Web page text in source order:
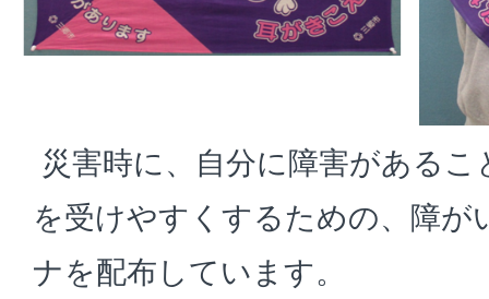
災害時に、自分に障害がある
を受けやすくするための、障が
ナを配布しています。